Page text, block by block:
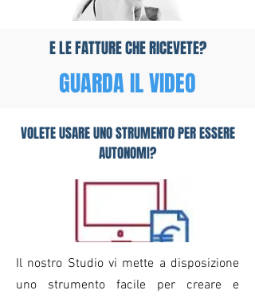
E LE FATTURE CHE RICEVETE?
GUARDA IL VIDEO
VOLETE USARE UNO STRUMENTO PER ESSERE
AUTONOMI?
Il nostro Studio vi mette a disposizione
uno strumento facile per creare e